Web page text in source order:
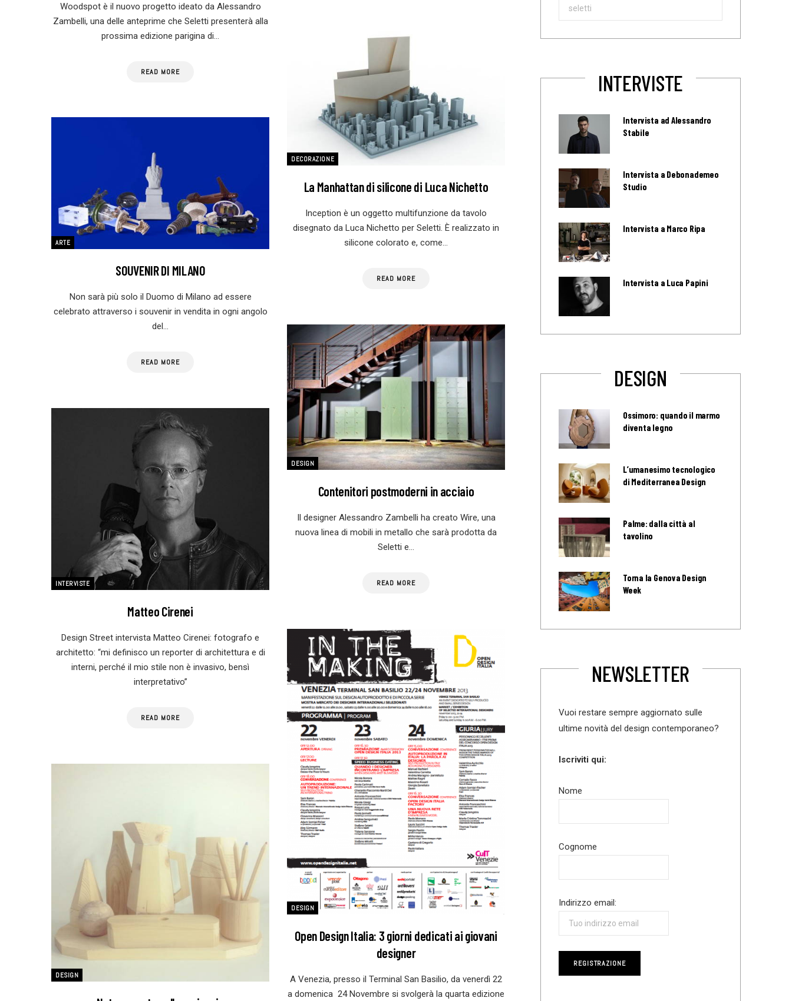
Woodspot è il nuovo progetto ideato da Alessandro
Zambelli, una delle anteprime che Seletti presenterà alla
prossima edizione parigina di…
READ MORE
DECORAZIONE
La Manhattan di silicone di Luca Nichetto
Inception è un oggetto multifunzione da tavolo
disegnato da Luca Nichetto per Seletti. È realizzato in
silicone colorato e, come…
READ MORE
ARTE
SOUVENIR DI MILANO
Non sarà più solo il Duomo di Milano ad essere
celebrato attraverso i souvenir in vendita in ogni angolo
del…
READ MORE
DESIGN
Contenitori postmoderni in acciaio
Il designer Alessandro Zambelli ha creato Wire, una
nuova linea di mobili in metallo che sarà prodotta da
Seletti e…
READ MORE
INTERVISTE
Matteo Cirenei
Design Street intervista Matteo Cirenei: fotografo e
architetto: “mi definisco un reporter di architettura e di
interni, perché il mio stile non è invasivo, bensì
interpretativo”
READ MORE
DESIGN
Open Design Italia: 3 giorni dedicati ai giovani
designer
A Venezia, presso il Terminal San Basilio, da venerdì 22
a domenica 24 Novembre si svolgerà la quarta edizione
DESIGN
INTERVISTE
Intervista ad Alessandro
Stabile
Intervista a Debonademeo
Studio
Intervista a Marco Ripa
Intervista a Luca Papini
DESIGN
Ossimoro: quando il marmo
diventa legno
L’umanesimo tecnologico
di Mediterranea Design
Palme: dalla città al
tavolino
Torna la Genova Design
Week
NEWSLETTER
Vuoi restare sempre aggiornato sulle
ultime novità del design contemporaneo?
Iscriviti qui:
Nome
Cognome
Indirizzo email: